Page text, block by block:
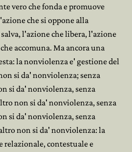
vero che fonda e promuove
che si oppone alla
l'azione che libera, l'azione
accomuna. Ma ancora una
la nonviolenza e' gestione del
si da' nonviolenza; senza
si da' nonviolenza, senza
non si da' nonviolenza, senza
si da' nonviolenza, senza
non si da' nonviolenza: la
relazionale, contestuale e